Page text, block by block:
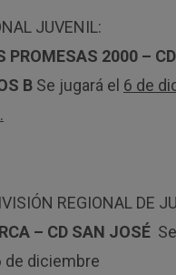
JUVENIL:
PROMESAS 2000 –
B Se jugará el 6 de
REGIONAL DE
– CD SAN JOSÉ
de diciembre